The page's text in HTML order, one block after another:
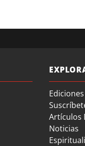
Artículos
Noticias